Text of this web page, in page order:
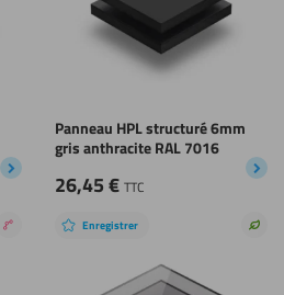
Panneau HPL structuré 6mm
gris anthracite RAL 7016
26,45€ TTC
RevêtementEnregistrer